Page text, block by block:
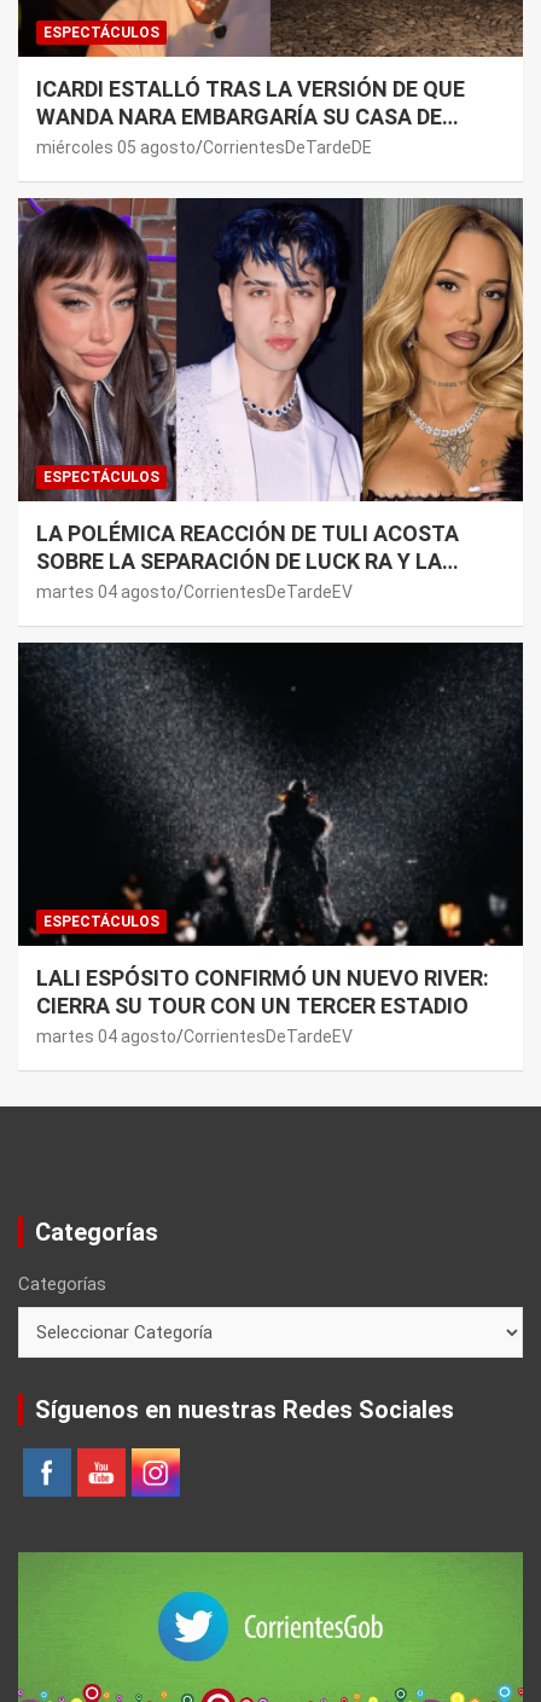
ESPECTÁCULOS
ICARDI ESTALLÓ TRAS LA VERSIÓN DE QUE
WANDA NARA EMBARGARÍA SU CASA DE
NORDELTA: “NECESITAN RASCAR DE ALGÚN
miércoles 05 agosto CorrientesDeTardeDE
ESPECTÁCULOS
LA POLÉMICA REACCIÓN DE TULI ACOSTA
SOBRE LA SEPARACIÓN DE LUCK RA Y LA
JOAQUI: “¿MI VERDAD?”
martes 04 agosto CorrientesDeTardeEV
ESPECTÁCULOS
LALI ESPÓSITO CONFIRMÓ UN NUEVO RIVER:
CIERRA SU TOUR CON UN TERCER ESTADIO
martes 04 agosto CorrientesDeTardeEV
Categorías
Categorías
Síguenos en nuestras Redes Sociales